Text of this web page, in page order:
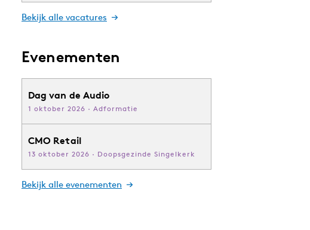
Bekijk alle vacatures
Evenementen
Dag van de Audio
1 oktober 2026 · Adformatie
CMO Retail
13 oktober 2026 · Doopsgezinde Singelkerk
Bekijk alle evenementen